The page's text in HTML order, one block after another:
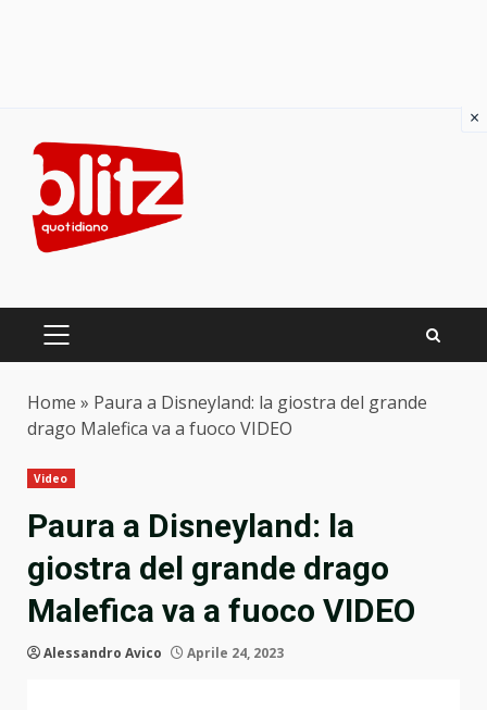
content
PRIMARY
Home » Paura a Disneyland: la giostra del grande
drago Malefica va a fuoco VIDEO
Video
Paura a Disneyland: la
giostra del grande drago
Malefica va a fuoco VIDEO
Alessandro Avico Aprile 24, 2023
×